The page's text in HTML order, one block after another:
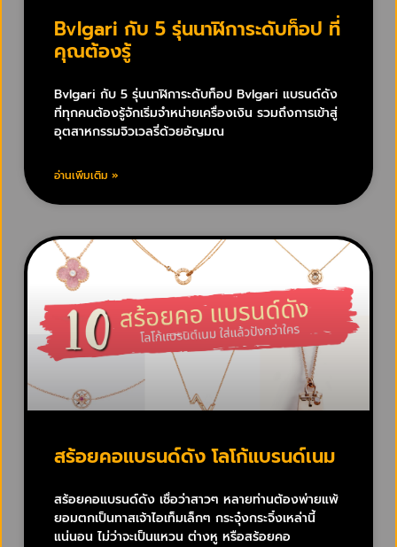
Bvlgari กับ 5 รุ่นนาฬิการะดับท็อป ที่
คุณต้องรู้
Bvlgari กับ 5 รุ่นนาฬิการะดับท็อป Bvlgari แบรนด์ดัง
ที่ทุกคนต้องรู้จักเริ่มจำหน่ายเครื่องเงิน รวมถึงการเข้าสู่
อุตสาหกรรมจิวเวลรี่ด้วยอัญมณ
อ่านเพิ่มเติม »
สร้อยคอแบรนด์ดัง โลโก้แบรนด์เนม
สร้อยคอแบรนด์ดัง เชื่อว่าสาวๆ หลายท่านต้องพ่ายแพ้
ยอมตกเป็นทาสเจ้าไอเท็มเล็กๆ กระจุ๋งกระจิ๋งเหล่านี้
แน่นอน ไม่ว่าจะเป็นแหวน ต่างหู หรือสร้อยคอ